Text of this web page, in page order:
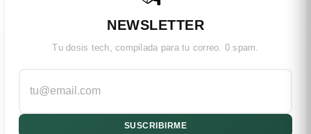
NEWSLETTER
Tu dosis tech, compilada para tu correo. 0 spam.
SUSCRIBIRME